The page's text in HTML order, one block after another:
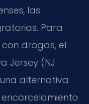
las
Para
drogas, el
Jersey (NJ
alternativa